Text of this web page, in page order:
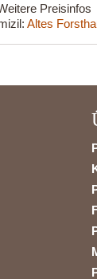
Preisinfos
Altes